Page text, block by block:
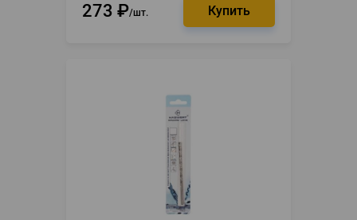
273 ₽ шт.